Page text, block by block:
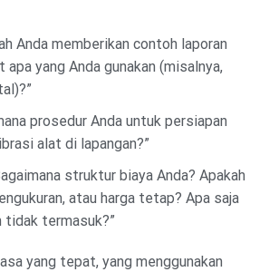
Anda memberikan contoh laporan
apa yang Anda gunakan (misalnya,
prosedur Anda untuk persiapan
alat di lapangan?”
struktur biaya Anda? Apakah
atau harga tetap? Apa saja
tidak termasuk?”
yang tepat, yang menggunakan